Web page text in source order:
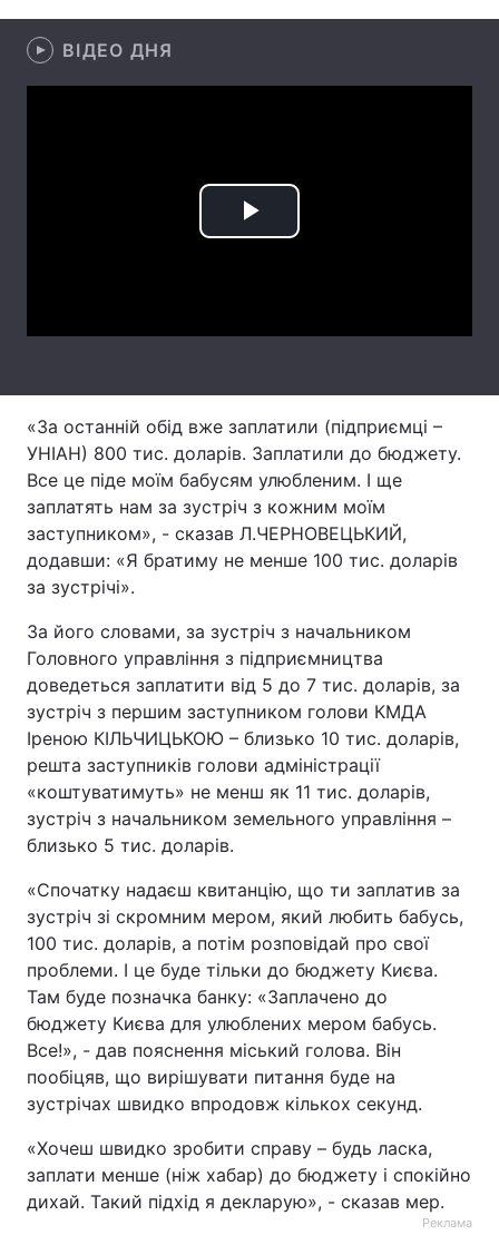
Лонгріди
Тема оформлення
ВІДЕО ДНЯ
Play
«За останній обід вже заплатили (підприємці –
УНІАН) 800 тис. доларів. Заплатили до бюджету.
Все це піде моїм бабусям улюбленим. І ще
заплатять нам за зустріч з кожним моїм
заступником», - сказав Л.ЧЕРНОВЕЦЬКИЙ,
додавши: «Я братиму не менше 100 тис. доларів
за зустрічі».
За його словами, за зустріч з начальником
Головного управління з підприємництва
доведеться заплатити від 5 до 7 тис. доларів, за
зустріч з першим заступником голови КМДА
Іреною КІЛЬЧИЦЬКОЮ – близько 10 тис. доларів,
решта заступників голови адміністрації
«коштуватимуть» не менш як 11 тис. доларів,
зустріч з начальником земельного управління –
близько 5 тис. доларів.
«Спочатку надаєш квитанцію, що ти заплатив за
зустріч зі скромним мером, який любить бабусь,
100 тис. доларів, а потім розповідай про свої
проблеми. І це буде тільки до бюджету Києва.
Там буде позначка банку: «Заплачено до
бюджету Києва для улюблених мером бабусь.
Все!», - дав пояснення міський голова. Він
пообіцяв, що вирішувати питання буде на
зустрічах швидко впродовж кількох секунд.
«Хочеш швидко зробити справу – будь ласка,
заплати менше (ніж хабар) до бюджету і спокійно
дихай. Такий підхід я декларую», - сказав мер.
Реклама